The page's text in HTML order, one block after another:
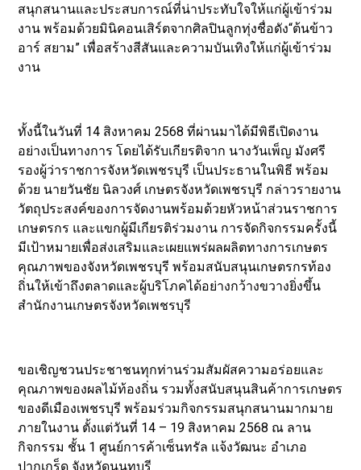
สนุกสนานและประสบการณ์ที่น่าประทับใจให้แก่ผู้เข้าร่วม
งาน พร้อมด้วยมินิคอนเสิร์ตจากศิลปินลูกทุ่งชื่อดัง“ต้นข้าว
อาร์ สยาม” เพื่อสร้างสีสันและความบันเทิงให้แก่ผู้เข้าร่วม
งาน
ทั้งนี้ในวันที่ 14 สิงหาคม 2568 ที่ผ่านมาได้มีพิธีเปิดงาน
อย่างเป็นทางการ โดยได้รับเกียรติจาก นางวันเพ็ญ มังศรี
รองผู้ว่าราชการจังหวัดเพชรบุรี เป็นประธานในพิธี พร้อม
ด้วย นายวันชัย นิลวงศ์ เกษตรจังหวัดเพชรบุรี กล่าวรายงาน
วัตถุประสงค์ของการจัดงานพร้อมด้วยหัวหน้าส่วนราชการ
เกษตรกร และแขกผู้มีเกียรติร่วมงาน การจัดกิจกรรมครั้งนี้
มีเป้าหมายเพื่อส่งเสริมและเผยแพร่ผลผลิตทางการเกษตร
คุณภาพของจังหวัดเพชรบุรี พร้อมสนับสนุนเกษตรกรท้อง
ถิ่นให้เข้าถึงตลาดและผู้บริโภคได้อย่างกว้างขวางยิ่งขึ้น
สำนักงานเกษตรจังหวัดเพชรบุรี
ขอเชิญชวนประชาชนทุกท่านร่วมสัมผัสความอร่อยและ
คุณภาพของผลไม้ท้องถิ่น รวมทั้งสนับสนุนสินค้าการเกษตร
ของดีเมืองเพชรบุรี พร้อมร่วมกิจกรรมสนุกสนานมากมาย
ภายในงาน ตั้งแต่วันที่ 14 – 19 สิงหาคม 2568 ณ ลาน
กิจกรรม ชั้น 1 ศูนย์การค้าเซ็นทรัล แจ้งวัฒนะ อำเภอ
ปากเกร็ด จังหวัดนนทบุรี